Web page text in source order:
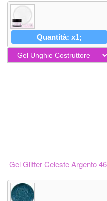
Quantità: x1;
Gel Glitter Celeste Argento 46